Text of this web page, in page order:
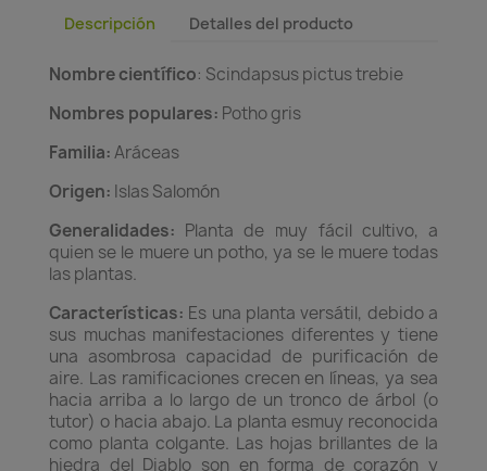
Descripción Detalles del producto
Nombre científico: Scindapsus pictus trebie
Nombres populares: Potho gris
Familia:Aráceas
Origen: Islas Salomón
Generalidades: Planta de muy fácil cultivo, a
quien se le muere un potho, ya se le muere todas
las plantas.
Características: Es una planta versátil, debido a
sus muchas manifestaciones diferentes y tiene
una asombrosa capacidad de purificación de
aire. Las ramificaciones crecen en líneas, ya sea
hacia arriba a lo largo de un tronco de árbol (o
tutor) o hacia abajo. La planta esmuy reconocida
como planta colgante. Las hojas brillantes de la
hiedra del Diablo son en forma de corazón y